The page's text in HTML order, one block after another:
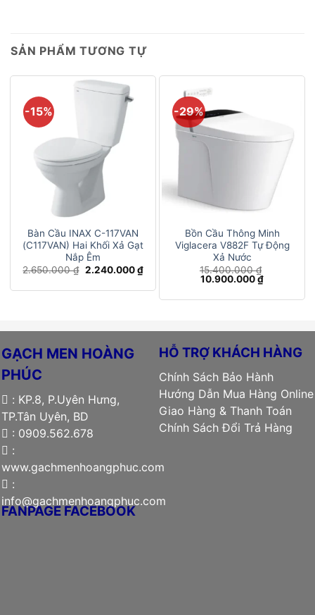
SẢN PHẨM TƯƠNG TỰ
-15%
Bàn Cầu INAX C-117VAN
(C117VAN) Hai Khối Xả Gạt
Nắp Êm
2.650.000₫ Giá
là:
2.240.000₫Giá
hiện
tại
-29%
Bồn Cầu Thông Minh
Viglacera V882F Tự Động
Xả Nước
15.400.000₫
Giá
là:
10.900.000₫Giá
tại
GẠCH MEN HOÀNG
PHÚC
: KP.8, P.Uyên Hưng,
TP.Tân Uyên, BD
: 0909.562.678
:
www.gachmenhoangphuc.com
:
info@gachmenhoangphuc.com
HỖ TRỢ KHÁCH HÀNG
Chính Sách Bảo Hành
Hướng Dẫn Mua Hàng Online
Giao Hàng & Thanh Toán
Chính Sách Đổi Trả Hàng
FANPAGE FACEBOOK